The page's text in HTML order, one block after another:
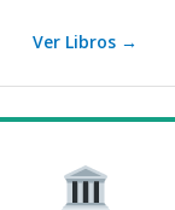
Ver Libros →